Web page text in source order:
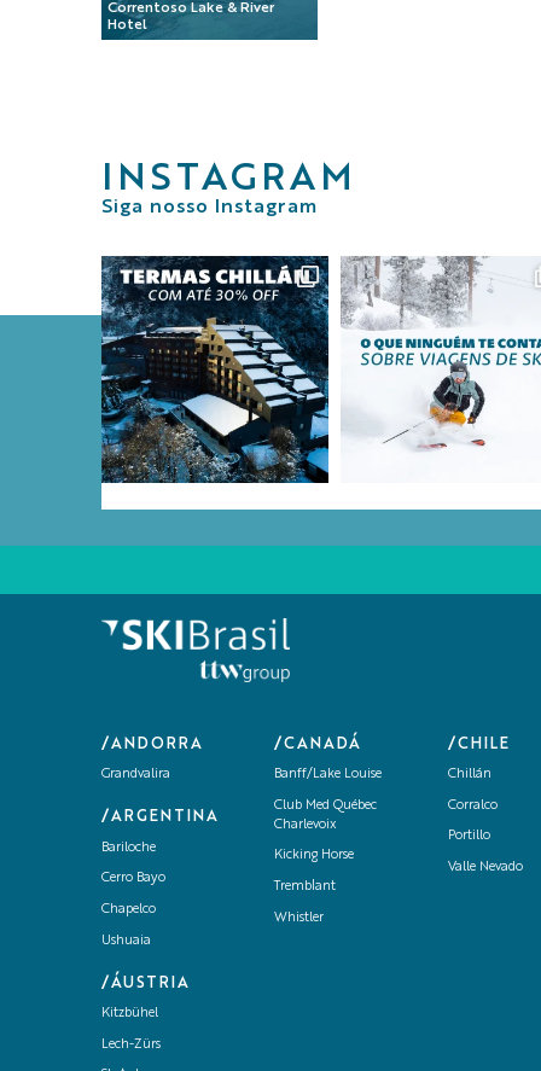
Correntoso Lake & River
Hotel
INSTAGRAM
Siga nosso Instagram
/ANDORRA
Grandvalira
/ARGENTINA
Bariloche
Cerro Bayo
Chapelco
Ushuaia
/ÁUSTRIA
Kitzbühel
Lech-Zürs
/CANADÁ
Banff/Lake Louise
Club Med Québec
Charlevoix
Kicking Horse
Tremblant
Whistler
/CHILE
Chillán
Corralco
Portillo
Valle Nevado